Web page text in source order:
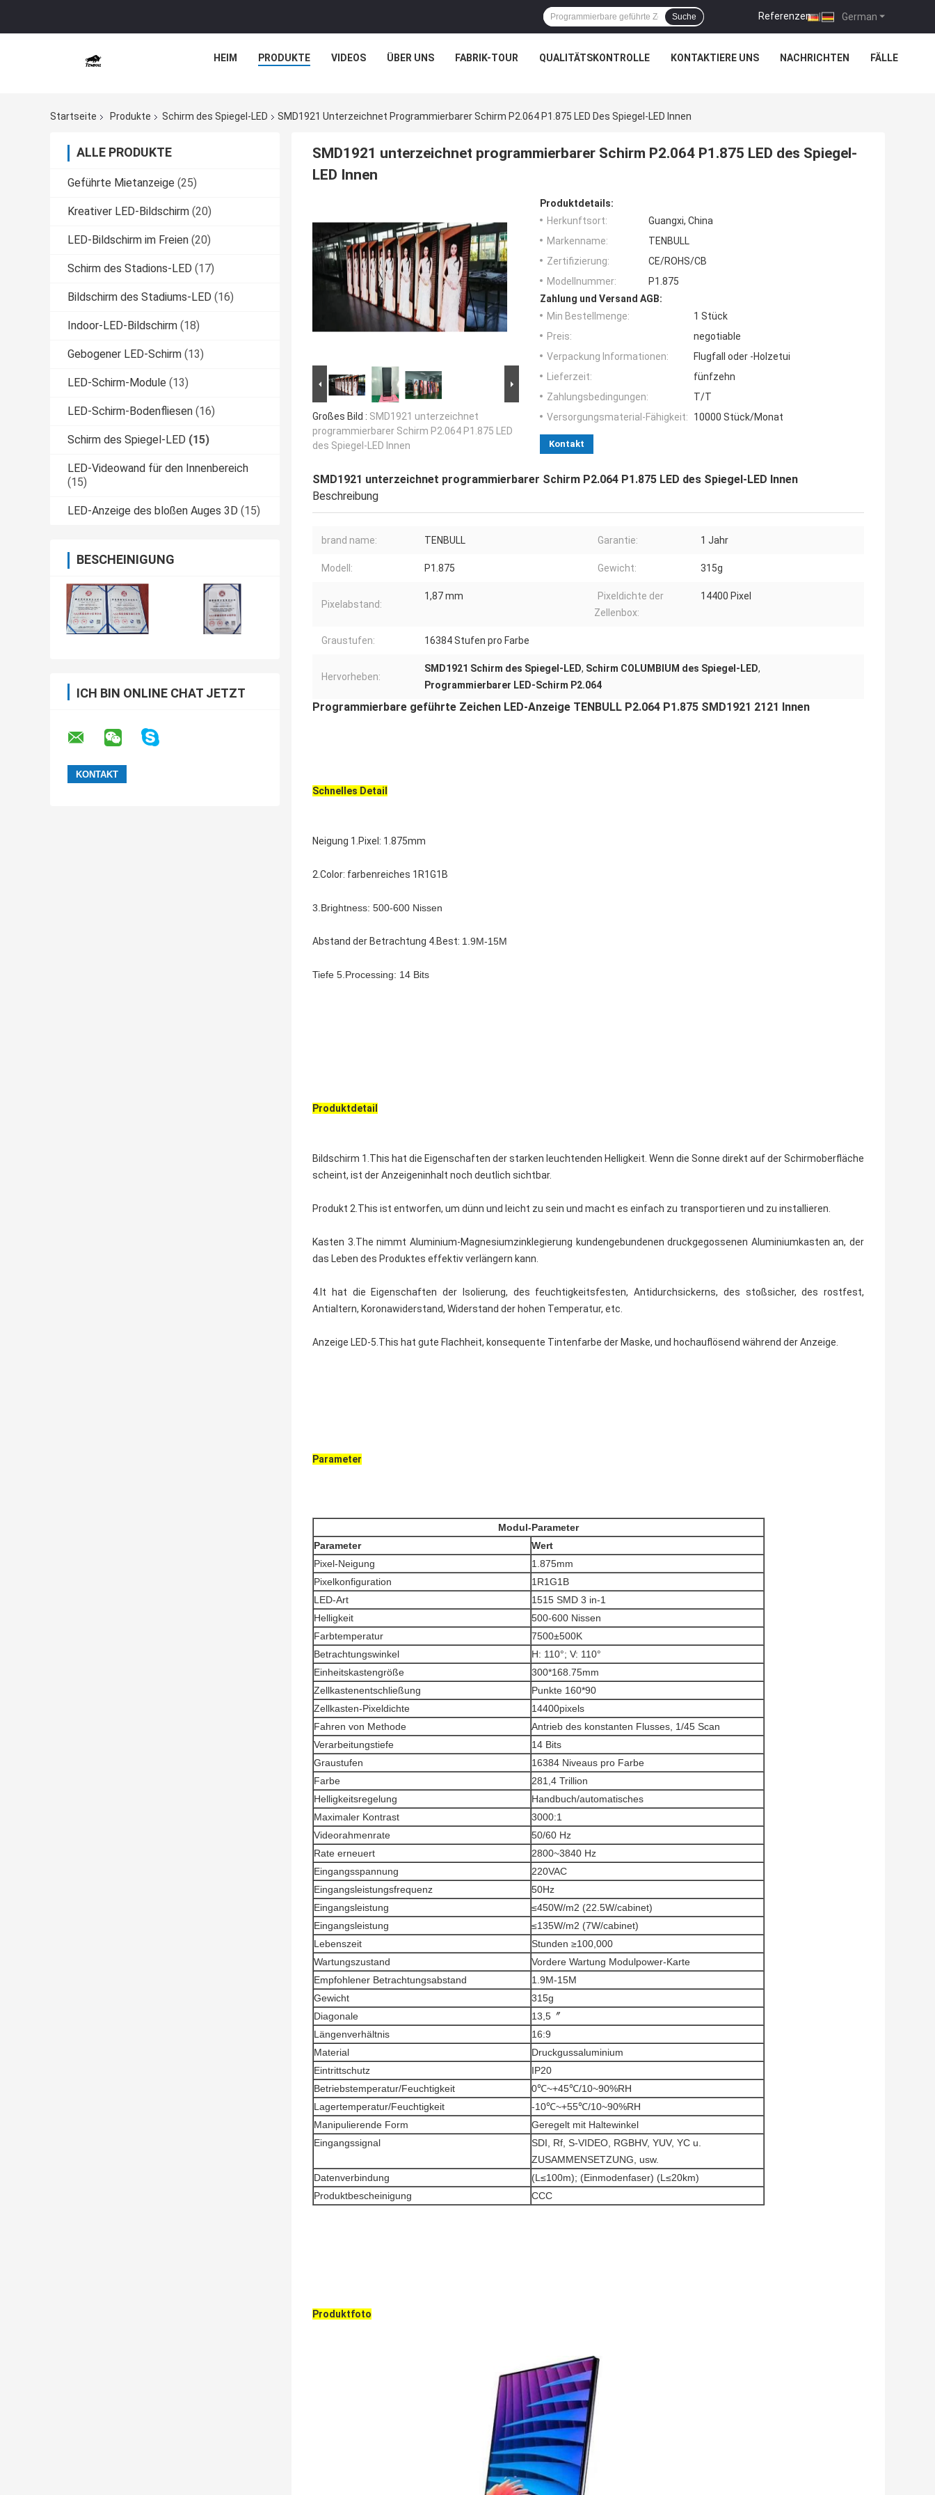
German
Referenzen |
Suche
HEIM PRODUKTE VIDEOS ÜBER UNS FABRIK-TOUR QUALITÄTSKONTROLLE KONTAKTIERE UNS NACHRICHTEN FÄLLE
Startseite Produkte Schirm des Spiegel-LED SMD1921 Unterzeichnet Programmierbarer Schirm P2.064 P1.875 LED Des Spiegel-LED Innen
ALLE PRODUKTE
Geführte Mietanzeige (25)
Kreativer LED-Bildschirm (20)
LED-Bildschirm im Freien (20)
Schirm des Stadions-LED (17)
Bildschirm des Stadiums-LED (16)
Indoor-LED-Bildschirm (18)
Gebogener LED-Schirm (13)
LED-Schirm-Module (13)
LED-Schirm-Bodenfliesen (16)
Schirm des Spiegel-LED (15)
LED-Videowand für den Innenbereich
(15)
LED-Anzeige des bloßen Auges 3D (15)
BESCHEINIGUNG
ICH BIN ONLINE CHAT JETZT
SMD1921 unterzeichnet programmierbarer Schirm P2.064 P1.875 LED des Spiegel-
LED Innen
Großes Bild : SMD1921 unterzeichnet
programmierbarer Schirm P2.064 P1.875 LED
des Spiegel-LED Innen
Produktdetails:
Herkunftsort:
Guangxi, China
Markenname:
TENBULL
Zertifizierung:
CE/ROHS/CB
Modellnummer:
P1.875
Zahlung und Versand AGB:
Min Bestellmenge:
1 Stück
Preis:
negotiable
Verpackung Informationen:
Flugfall oder -Holzetui
Lieferzeit:
fünfzehn
Zahlungsbedingungen:
T/T
Versorgungsmaterial-Fähigkeit:
10000 Stück/Monat
Kontakt
SMD1921 unterzeichnet programmierbarer Schirm P2.064 P1.875 LED des Spiegel-LED Innen
Beschreibung
brand name: TENBULL Garantie: 1 Jahr
Modell: P1.875 Gewicht: 315g
Pixelabstand:
1,87 mm
Pixeldichte der
Zellenbox:
14400 Pixel
Graustufen: 16384 Stufen pro Farbe
Hervorheben:
SMD1921 Schirm des Spiegel-LED, Schirm COLUMBIUM des Spiegel-LED,
Programmierbarer LED-Schirm P2.064
Programmierbare geführte Zeichen LED-Anzeige TENBULL P2.064 P1.875 SMD1921 2121 Innen
Schnelles Detail
Neigung 1.Pixel: 1.875mm
2.Color: farbenreiches 1R1G1B
3.Brightness: 500-600 Nissen
Abstand der Betrachtung 4.Best: 1.9M-15M
Tiefe 5.Processing: 14 Bits
Produktdetail
Bildschirm 1.This hat die Eigenschaften der starken leuchtenden Helligkeit. Wenn die Sonne direkt auf der Schirmoberfläche
scheint, ist der Anzeigeninhalt noch deutlich sichtbar.
Produkt 2.This ist entworfen, um dünn und leicht zu sein und macht es einfach zu transportieren und zu installieren.
Kasten 3.The nimmt Aluminium-Magnesiumzinklegierung kundengebundenen druckgegossenen Aluminiumkasten an, der
das Leben des Produktes effektiv verlängern kann.
4.It hat die Eigenschaften der Isolierung, des feuchtigkeitsfesten, Antidurchsickerns, des stoßsicher, des rostfest,
Antialtern, Koronawiderstand, Widerstand der hohen Temperatur, etc.
Anzeige LED-5.This hat gute Flachheit, konsequente Tintenfarbe der Maske, und hochauflösend während der Anzeige.
Parameter
Modul-Parameter
Parameter
Wert
Pixel-Neigung
1.875mm
Pixelkonfiguration
1R1G1B
LED-Art
1515 SMD 3 in-1
Helligkeit
500-600 Nissen
Farbtemperatur
7500±500K
Betrachtungswinkel
H: 110°; V: 110°
Einheitskastengröße
300*168.75mm
Zellkastenentschließung
Punkte 160*90
Zellkasten-Pixeldichte
14400pixels
Fahren von Methode
Antrieb des konstanten Flusses, 1/45 Scan
Verarbeitungstiefe
14 Bits
Graustufen
16384 Niveaus pro Farbe
Farbe
281,4 Trillion
Helligkeitsregelung
Handbuch/automatisches
Maximaler Kontrast
3000:1
Videorahmenrate
50/60 Hz
Rate erneuert
2800~3840 Hz
Eingangsspannung
220VAC
Eingangsleistungsfrequenz
50Hz
Eingangsleistung
≤450W/m2 (22.5W/cabinet)
Eingangsleistung
≤135W/m2 (7W/cabinet)
Lebenszeit
Stunden ≥100,000
Wartungszustand
Vordere Wartung Modulpower-Karte
Empfohlener Betrachtungsabstand
1.9M-15M
Gewicht
315g
Diagonale
13,5〞
Längenverhältnis
16:9
Material
Druckgussaluminium
Eintrittschutz
IP20
Betriebstemperatur/Feuchtigkeit
0℃~+45℃/10~90%RH
Lagertemperatur/Feuchtigkeit
-10℃~+55℃/10~90%RH
Manipulierende Form
Geregelt mit Haltewinkel
Eingangssignal
SDI, Rf, S-VIDEO, RGBHV, YUV, YC u.
ZUSAMMENSETZUNG, usw.
Datenverbindung
(L≤100m); (Einmodenfaser) (L≤20km)
Produktbescheinigung
CCC
Produktfoto